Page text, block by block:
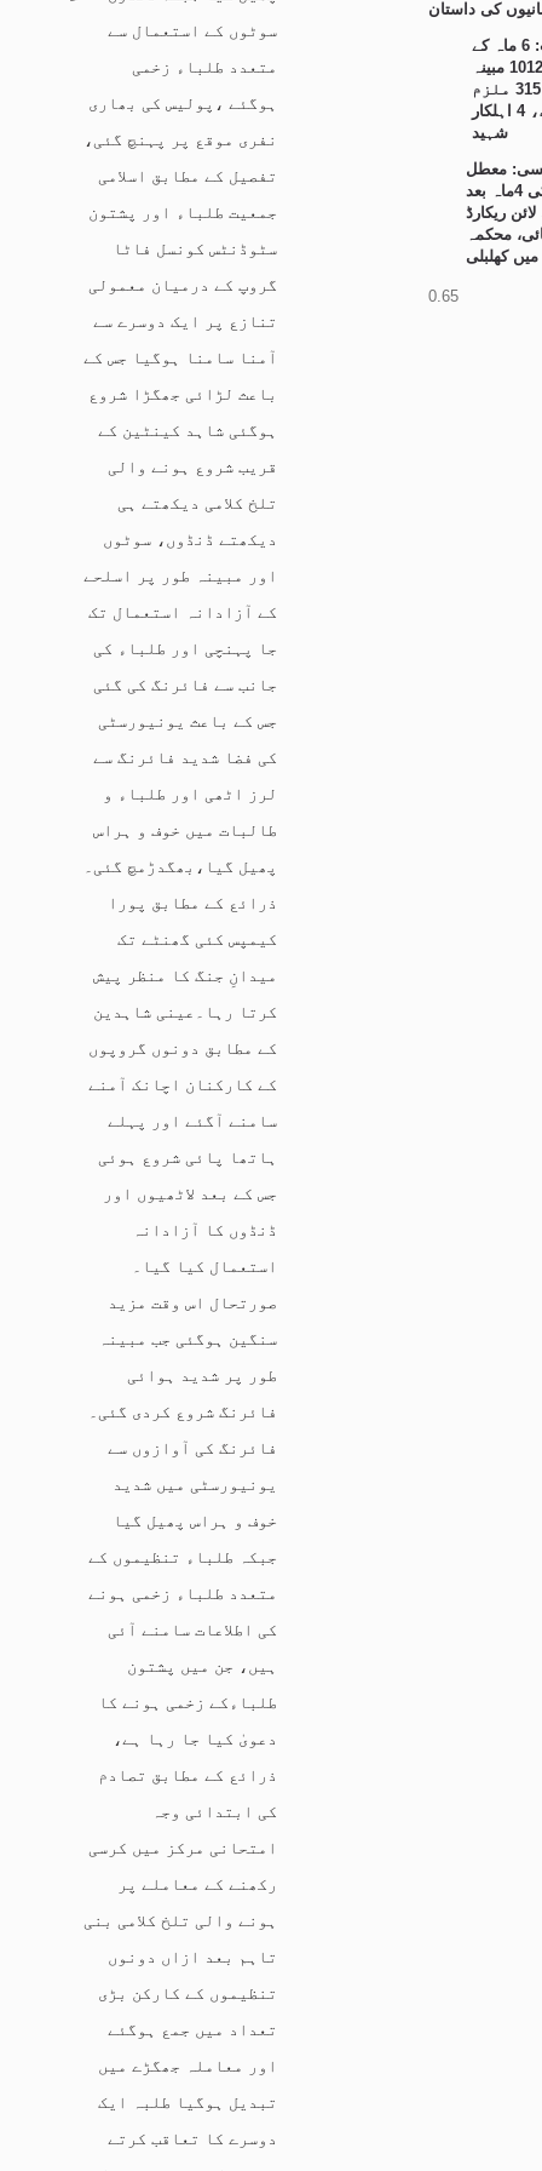
سوٹوں کے استعمال سے
متعدد طلباء زخمی
ہوگئے ،پولیس کی بھاری
نفری موقع پر پہنچ گئی،
تفصیل کے مطابق اسلامی
جمعیت طلباء اور پشتون
سٹوڈنٹس کونسل فاٹا
گروپ کے درمیان معمولی
تنازع پر ایک دوسرے سے
آمنا سامنا ہوگیا جس کے
باعث لڑائی جھگڑا شروع
ہوگئی شاہد کینٹین کے
قریب شروع ہونے والی
تلخ کلامی دیکھتے ہی
دیکھتے ڈنڈوں، سوٹوں
اور مبینہ طور پر اسلحے
کے آزادانہ استعمال تک
جا پہنچی اور طلباء کی
جانب سے فائرنگ کی گئی
جس کے باعث یونیورسٹی
کی فضا شدید فائرنگ سے
لرز اٹھی اور طلباء و
طالبات میں خوف و ہراس
پھیل گیا،بھگدڑمچ گئی۔
ذرائع کے مطابق پورا
کیمپس کئی گھنٹے تک
میدانِ جنگ کا منظر پیش
کرتا رہا۔عینی شاہدین
کے مطابق دونوں گروپوں
کے کارکنان اچانک آمنے
سامنے آگئے اور پہلے
ہاتھا پائی شروع ہوئی
جس کے بعد لاٹھیوں اور
ڈنڈوں کا آزادانہ
استعمال کیا گیا۔
صورتحال اس وقت مزید
سنگین ہوگئی جب مبینہ
طور پر شدید ہوائی
فائرنگ شروع کردی گئی۔
فائرنگ کی آوازوں سے
یونیورسٹی میں شدید
خوف و ہراس پھیل گیا
جبکہ طلباء تنظیموں کے
متعدد طلباء زخمی ہونے
کی اطلاعات سامنے آئی
ہیں، جن میں پشتون
طلباءکے زخمی ہونے کا
دعویٰ کیا جا رہا ہے،
ذرائع کے مطابق تصادم
کی ابتدائی وجہ
امتحانی مرکز میں کرسی
رکھنے کے معاملے پر
ہونے والی تلخ کلامی بنی
تاہم بعد ازاں دونوں
تنظیموں کے کارکن بڑی
تعداد میں جمع ہوگئے
اور معاملہ جھگڑے میں
تبدیل ہوگیا طلبہ ایک
دوسرے کا تعاقب کرتے
کی داستان
پنجاب: 6 ماہ کے
دوران 1012 مبینہ
مقابلے، 315 ملزم
ہلاک، 4 اہلکار
شہید
معطل
پٹواری کی 4ماہ بعد
ریکارڈ
محکمہ
کھلبلی